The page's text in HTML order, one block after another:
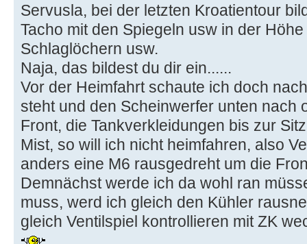
Servusla, bei der letzten Kroatientour
Tacho mit den Spiegeln usw in der
Schlaglöchern usw.
Naja, das bildest du dir ein......
Vor der Heimfahrt schaute ich doch
steht und den Scheinwerfer unten nach
Front, die Tankverkleidungen bis zur
Mist, so will ich nicht heimfahren, also
anders eine M6 rausgedreht um die
Demnächst werde ich da wohl ran
muss, werd ich gleich den Kühler
gleich Ventilspiel kontrollieren mit ZK